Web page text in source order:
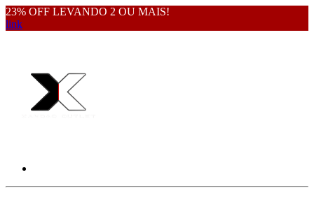
23% OFF LEVANDO 2 OU MAIS!
link